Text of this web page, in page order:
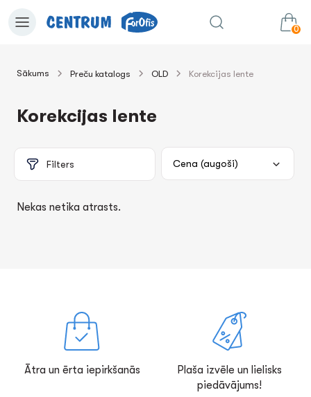
0
Sākums Preču katalogs OLD Korekcijas lente
Korekcijas lente
Filters
Nekas netika atrasts.
Ātra un ērta iepirkšanās
Plaša izvēle un lielisks
piedāvājums!